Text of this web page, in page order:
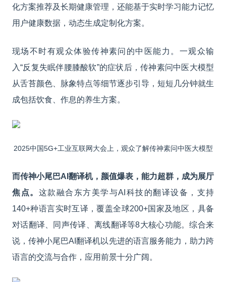
化方案推荐及长期健康管理，还能基于实时学习能力记忆
用户健康数据，动态生成定制化方案。
现场不时有观众体验传神素问的中医能力。一观众输
入“反复失眠伴腰膝酸软”的症状后，传神素问中医大模型
从舌苔颜色、脉象特点等细节逐步引导，短短几分钟就生
成包括饮食、作息的养生方案。
2025中国5G+工业互联网大会上，观众了解传神素问中医大模型
而传神小尾巴AI翻译机，颜值爆表，能力超群，成为展厅
焦点。 这款融合东方美学与AI科技的翻译设备，支持
140+种语言实时互译，覆盖全球200+国家及地区，具备
对话翻译、同声传译、离线翻译等8大核心功能。综合来
说，传神小尾巴AI翻译机以先进的语言服务能力，助力跨
语言的交流与合作，应用前景十分广阔。